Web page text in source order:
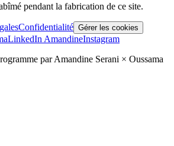
pendant la fabrication de ce site.
Confidentialité Gérer les cookies
LinkedIn AmandineInstagram
par Amandine Serani × Oussama